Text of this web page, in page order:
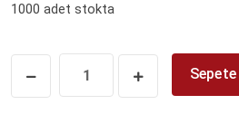
1000 adet stokta
Sepete